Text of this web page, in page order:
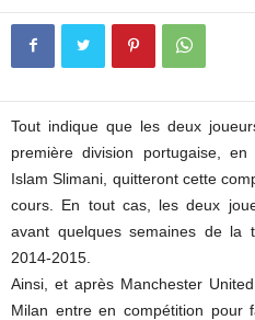
Tout indique que les deux
première division portugaise, en
Islam Slimani, quitteront cette
cours. En tout cas, les deux
avant quelques semaines de la
2014-2015.
Ainsi, et après Manchester
Milan entre en compétition pour